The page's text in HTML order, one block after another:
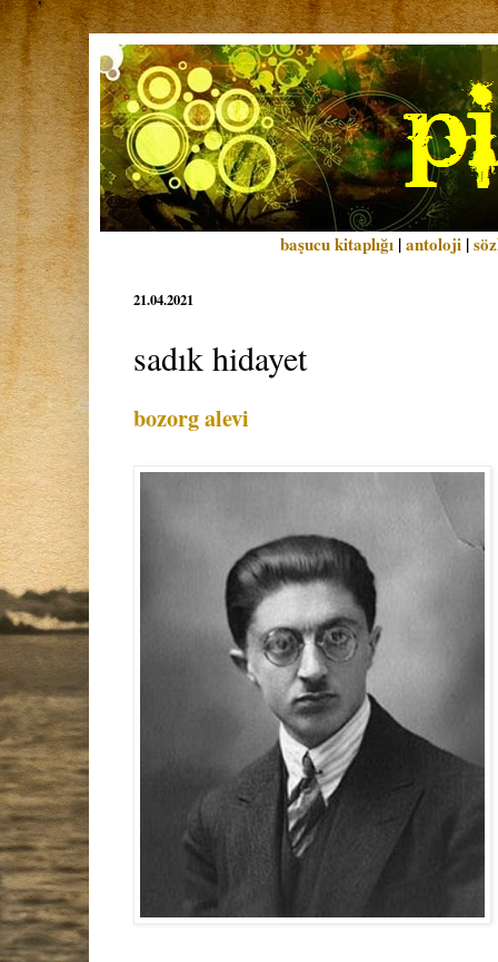
başucu kitaplığı |antoloji |
21.04.2021
sadık hidayet
bozorg alevi